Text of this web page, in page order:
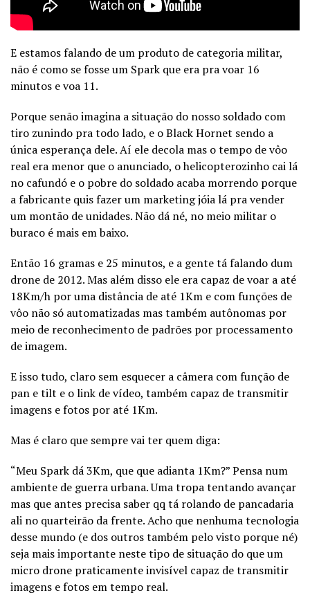
E estamos falando de um produto de categoria militar,
não é como se fosse um Spark que era pra voar 16
minutos e voa 11.
Porque senão imagina a situação do nosso soldado com
tiro zunindo pra todo lado, e o Black Hornet sendo a
única esperança dele. Aí ele decola mas o tempo de vôo
real era menor que o anunciado, o helicopterozinho cai lá
no cafundó e o pobre do soldado acaba morrendo porque
a fabricante quis fazer um marketing jóia lá pra vender
um montão de unidades. Não dá né, no meio militar o
buraco é mais em baixo.
Então 16 gramas e 25 minutos, e a gente tá falando dum
drone de 2012. Mas além disso ele era capaz de voar a até
18Km/h por uma distância de até 1Km e com funções de
vôo não só automatizadas mas também autônomas por
meio de reconhecimento de padrões por processamento
de imagem.
E isso tudo, claro sem esquecer a câmera com função de
pan e tilt e o link de vídeo, também capaz de transmitir
imagens e fotos por até 1Km.
Mas é claro que sempre vai ter quem diga:
“Meu Spark dá 3Km, que que adianta 1Km?” Pensa num
ambiente de guerra urbana. Uma tropa tentando avançar
mas que antes precisa saber qq tá rolando de pancadaria
ali no quarteirão da frente. Acho que nenhuma tecnologia
desse mundo (e dos outros também pelo visto porque né)
seja mais importante neste tipo de situação do que um
micro drone praticamente invisível capaz de transmitir
imagens e fotos em tempo real.